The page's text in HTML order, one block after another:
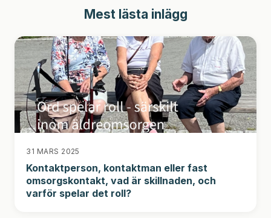
Mest lästa inlägg
31 MARS 2025
Kontaktperson, kontaktman eller fast
omsorgskontakt, vad är skillnaden, och
varför spelar det roll?